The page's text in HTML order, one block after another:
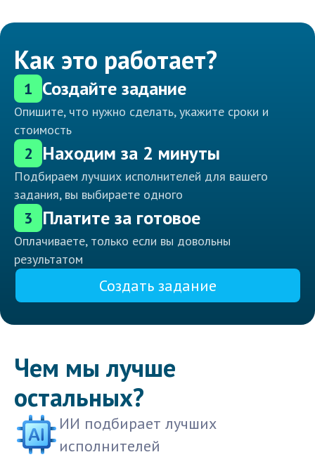
Как это работает?
1 Создайте задание
Опишите, что нужно сделать, укажите сроки и
стоимость
2 Находим за 2 минуты
Подбираем лучших исполнителей для вашего
задания, вы выбираете одного
3 Платите за готовое
Оплачиваете, только если вы довольны
результатом
Создать задание
Чем мы лучше
остальных?
ИИ подбирает лучших
исполнителей